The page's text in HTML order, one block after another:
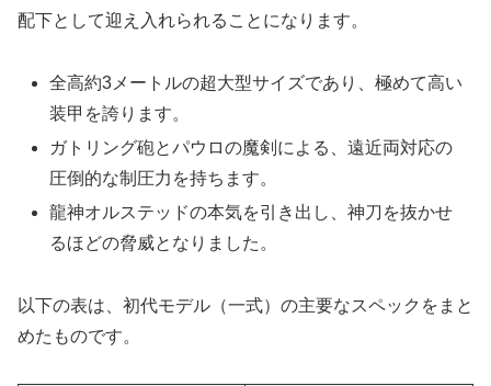
配下として迎え入れられることになります。
全高約3メートルの超大型サイズであり、極めて高い
装甲を誇ります。
ガトリング砲とパウロの魔剣による、遠近両対応の
圧倒的な制圧力を持ちます。
龍神オルステッドの本気を引き出し、神刀を抜かせ
るほどの脅威となりました。
以下の表は、初代モデル（一式）の主要なスペックをまと
めたものです。